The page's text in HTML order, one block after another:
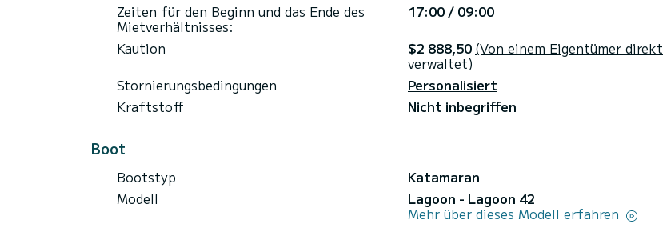
Zeiten für den Beginn und das Ende des
Mietverhältnisses:
17:00 / 09:00
Kaution
$2 888,50 (Von einem Eigentümer direkt
verwaltet)
Stornierungsbedingungen
Personalisiert
Kraftstoff
Nicht inbegriffen
Boot
Bootstyp
Katamaran
Modell
Lagoon - Lagoon 42
Mehr über dieses Modell erfahren